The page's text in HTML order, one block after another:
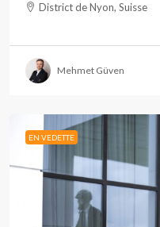
District de Nyon, Suisse
Mehmet Güven
EN VEDETTE